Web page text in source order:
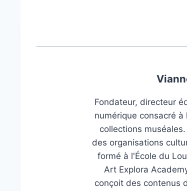
Fondateur, directeur
numérique consacré
collections
des organisations
formé à l'École du
Art Explora
conçoit des contenus